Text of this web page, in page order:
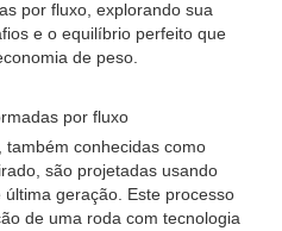
por fluxo, explorando sua
e o equilíbrio perfeito que
de peso.
por fluxo
conhecidas como
são projetadas usando
geração. Este processo
de uma roda com tecnologia